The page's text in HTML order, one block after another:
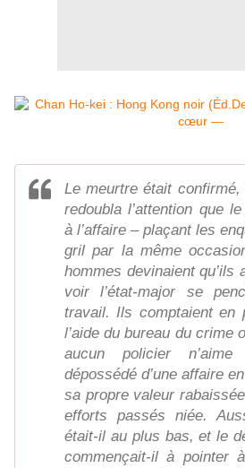
Le meurtre était
redoubla l’attention que
à l’affaire – plaçant les
gril par la même
hommes devinaient qu’ils
voir l’état-major se
travail. Ils comptaient en
l’aide du bureau du crime
aucun policier
dépossédé d’une affaire
sa propre valeur
efforts passés niée.
était-il au plus bas, et le
commençait-il à pointer